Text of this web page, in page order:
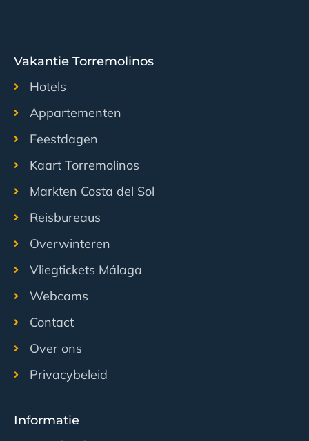
Vakantie Torremolinos
Hotels
Appartementen
Feestdagen
Kaart Torremolinos
Markten Costa del Sol
Reisbureaus
Overwinteren
Vliegtickets Málaga
Webcams
Contact
Over ons
Privacybeleid
Informatie